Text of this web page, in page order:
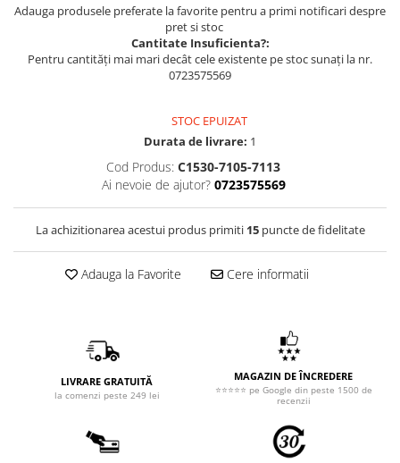
Adauga produsele preferate la favorite pentru a primi notificari despre
pret si stoc
Cantitate Insuficienta?:
Pentru cantități mai mari decât cele existente pe stoc sunați la nr.
0723575569
STOC EPUIZAT
Durata de livrare: 1
Cod Produs: C1530-7105-7113
Ai nevoie de ajutor? 0723575569
La achizitionarea acestui produs primiti 15puncte de fidelitate
Adauga la Favorite Cere informatii
LIVRARE GRATUITĂ
la comenzi peste 249 lei
MAGAZIN DE ÎNCREDERE
⭐⭐⭐⭐⭐ pe Google din peste 1500 de
recenzii